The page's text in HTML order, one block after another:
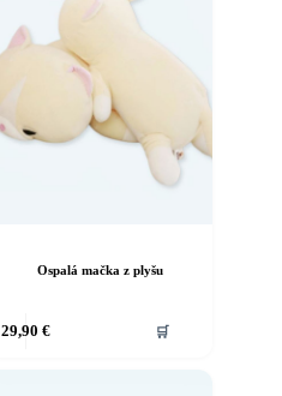
Ospalá mačka z plyšu
29,90 € 🛒